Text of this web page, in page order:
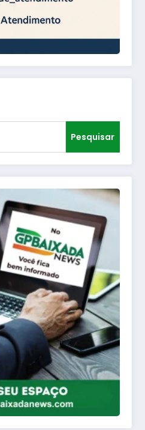
Pesquisar